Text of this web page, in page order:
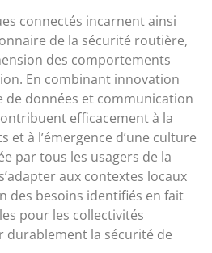
connectés incarnent ainsi
de la sécurité routière,
des comportements
En combinant innovation
de données et communication
efficacement à la
et à l’émergence d’une culture
par tous les usagers de la
aux contextes locaux
des besoins identifiés en fait
pour les collectivités
durablement la sécurité de